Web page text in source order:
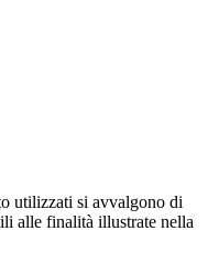
utilizzati si avvalgono di
alle finalità illustrate nella